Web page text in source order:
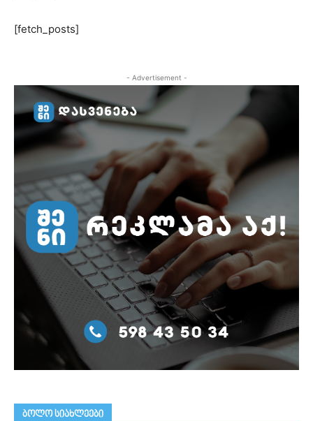
[fetch_posts]
- Advertisement -
ᲑᲝᲚᲝ ᲡᲘᲐᲮᲚᲔᲔᲑᲘ